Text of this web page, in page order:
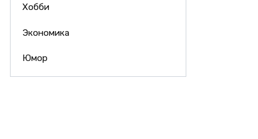
Хобби
Экономика
Юмор